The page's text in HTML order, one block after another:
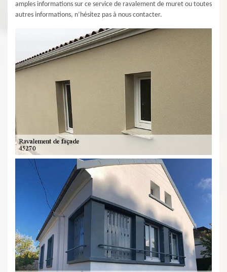
amples informations sur ce service de ravalement de muret ou toutes
autres informations, n’hésitez pas à nous contacter.